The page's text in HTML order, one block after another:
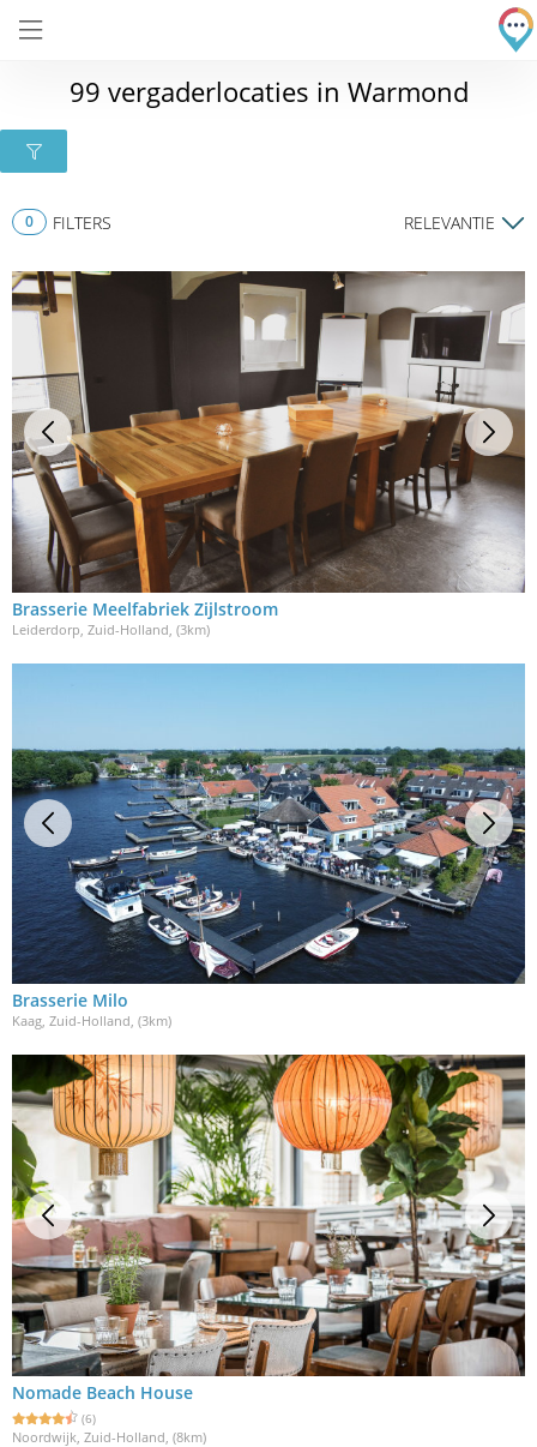
99 vergaderlocaties in Warmond
0 FILTERS RELEVANTIE
Brasserie Meelfabriek Zijlstroom
Leiderdorp, Zuid-Holland , (3km)
Brasserie Milo
Kaag, Zuid-Holland, (3km)
Nomade Beach House
(6)
Noordwijk, Zuid-Holland , (8km)